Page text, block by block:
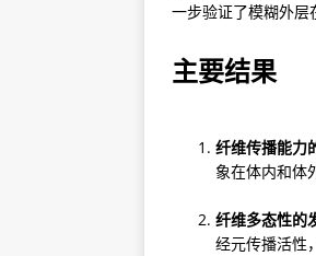
一步验证了模糊外层
主要结果
纤维传播能力
象在体内和体
纤维多态性的
经元传播活性